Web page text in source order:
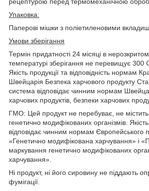
Упаковка:
Паперові мішки з поліетиленовими
Умови зберігання
Термін придатності 24 місяці в
температурі зберігання не перевищує 300 С
Якість продукції та відповідність нормам
Швейцарія Безпека харчового продукту
система відповідає чинним нормам
харчових продуктів, безпеки харчових
ГМО: Цей продукт не перебуває, не містить
генетично модифікованих організмів.
відповідає чинним нормам Європейського
«Генетично модифікована харчування» і
маркування генетично модифікованих
харчування».
Ні продукт, ні його сировину не піддають
фумігації.